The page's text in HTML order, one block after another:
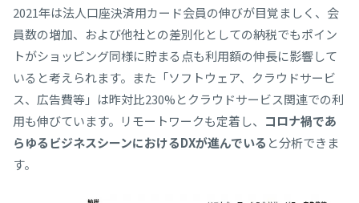
2021年は法人口座決済用カード会員の伸びが目覚ましく、会
員数の増加、および他社との差別化としての納税でもポイン
トがショッピング同様に貯まる点も利用額の伸長に影響して
いると考えられます。また「ソフトウェア、クラウドサービ
ス、広告費等」は昨対比230%とクラウドサービス関連での利
用も伸びています。リモートワークも定着し、 コロナ禍であ
らゆるビジネスシーンにおけるDXが進んでいる と分析できま
す。